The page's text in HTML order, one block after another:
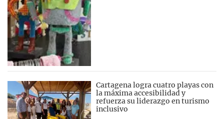
Cartagena logra cuatro playas con
la máxima accesibilidad y
refuerza su liderazgo en turismo
inclusivo